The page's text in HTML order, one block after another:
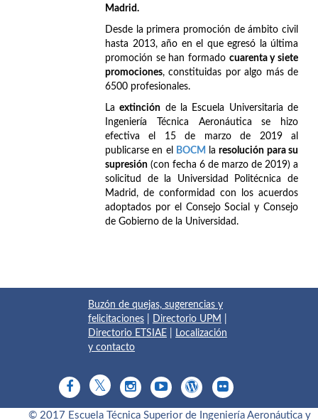
Madrid.
Desde la primera promoción de ámbito civil
hasta 2013, año en el que egresó la última
promoción se han formado cuarenta y siete
promociones, constituidas por algo más de
6500 profesionales.
Laextinción de la Escuela Universitaria de
Ingeniería Técnica Aeronáutica se hizo
efectiva el 15 de marzo de 2019 al
publicarse en el
BOCM laresolución para su
supresión (con fecha 6 de marzo de 2019) a
solicitud de la Universidad Politécnica de
Madrid, de conformidad con los acuerdos
adoptados por el Consejo Social y Consejo
de Gobierno de la Universidad.
Buzón de quejas, sugerencias y
felicitaciones
Directorio UPM
Directorio ETSIAE
Localización
y contacto
© 2017 Escuela Técnica Superior de Ingeniería Aeronáutica y